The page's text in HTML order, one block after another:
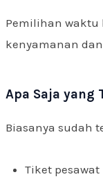
Pemilihan waktu
kenyamanan
Apa Saja yang
Biasanya sudah
Tiket pesawat